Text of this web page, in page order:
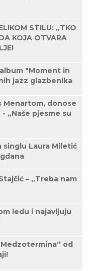
STILU: „TKO
KOJA OTVARA
"Moment in
jazz glazbenika
Menartom, donose
„Naše pjesme su
singlu Laura Miletić
– „Treba nam
ledu i najavljuju
od